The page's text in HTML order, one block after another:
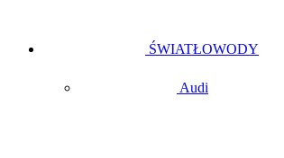
ŚWIATŁOWODY
Audi